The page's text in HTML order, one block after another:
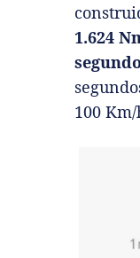
1.624
100